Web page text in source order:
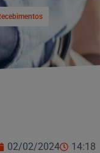
02/02/2024 14:18